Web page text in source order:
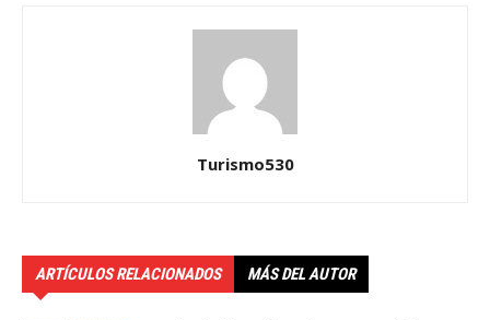
Turismo530
ARTÍCULOS RELACIONADOS MÁS DEL AUTOR